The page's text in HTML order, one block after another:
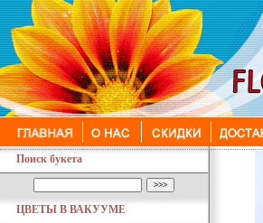
Поиск букета
ЦВЕТЫ В ВАКУУМЕ